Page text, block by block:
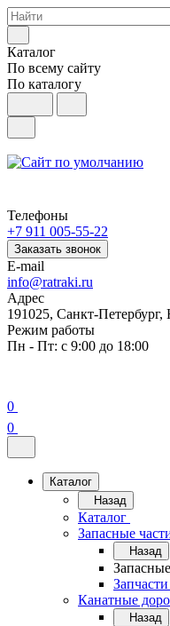
Каталог
По всему сайту
По каталогу
Телефоны
+7 911 005-55-22
Заказать звонок
E-mail
info@ratraki.ru
Адрес
191025, Санкт-
Режим работы
Пн - Пт: с 9:00 до 18:00
0
0
Каталог
Назад
Каталог
Запасные
Назад
Канатные
Назад